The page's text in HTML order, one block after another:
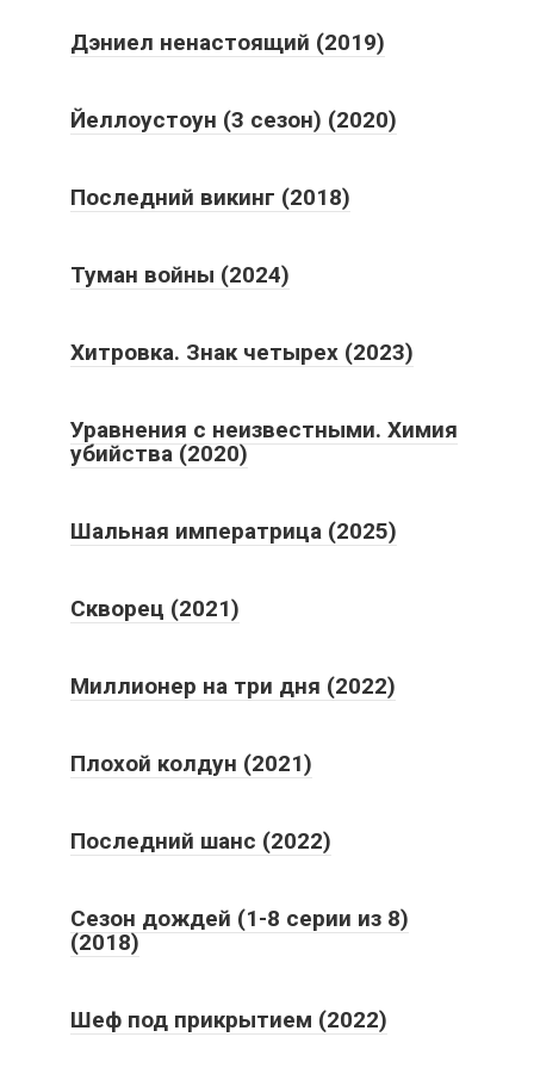
Дэниел ненастоящий (2019)
Йеллоустоун (3 сезон) (2020)
Последний викинг (2018)
Туман войны (2024)
Хитровка. Знак четырех (2023)
Уравнения с неизвестными. Химия
убийства (2020)
Шальная императрица (2025)
Скворец (2021)
Миллионер на три дня (2022)
Плохой колдун (2021)
Последний шанс (2022)
Сезон дождей (1-8 серии из 8)
(2018)
Шеф под прикрытием (2022)